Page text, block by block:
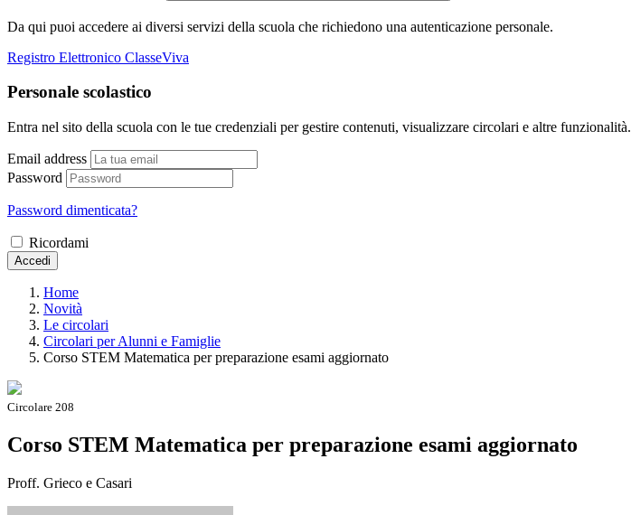
Da qui puoi accedere ai diversi servizi della scuola che richiedono una autenticazione personale.
Registro Elettronico ClasseViva
Personale scolastico
Entra nel sito della scuola con le tue credenziali per gestire contenuti, visualizzare circolari e altre funzionalità.
Email address
Password
Password dimenticata?
Ricordami
Accedi
Home
Novità
Le circolari
Circolari per Alunni e Famiglie
Corso STEM Matematica per preparazione esami aggiornato
Circolare 208
Corso STEM Matematica per preparazione esami aggiornato
Proff. Grieco e Casari